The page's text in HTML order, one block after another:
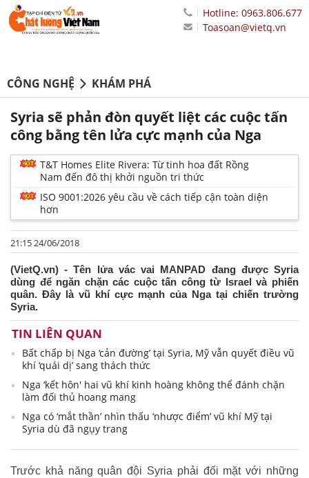
Hotline: 0963.806.677
Toasoan@vietq.vn
CÔNG NGHỆ KHÁM PHÁ
Syria sẽ phản đòn quyết liệt các cuộc tấn
công bằng tên lửa cực mạnh của Nga
T&T Homes Elite Rivera: Từ tinh hoa đất Rồng
Nam đến đô thị khởi nguồn tri thức
ISO 9001:2026 yêu cầu về cách tiếp cận toàn diện
hơn
21:15 24/06/2018
(VietQ.vn) - Tên lửa vác vai MANPAD đang được Syria
dùng để ngăn chặn các cuộc tấn công từ Israel và phiến
quân. Đây là vũ khí cực mạnh của Nga tại chiến trường
Syria.
TIN LIÊN QUAN
Bất chấp bị Nga ‘cản đường’ tại Syria, Mỹ vẫn quyết điều vũ
khí ‘quái dị’ sang thách thức
Nga ‘kết hôn' hai vũ khí kinh hoàng không thể đánh chặn
làm đối thủ hoang mang
Nga có ‘mắt thần’ nhìn thấu ‘nhược điểm’ vũ khí Mỹ tại
Syria dù đã ngụy trang
Trước khả năng quân đội Syria phải đối mặt với những